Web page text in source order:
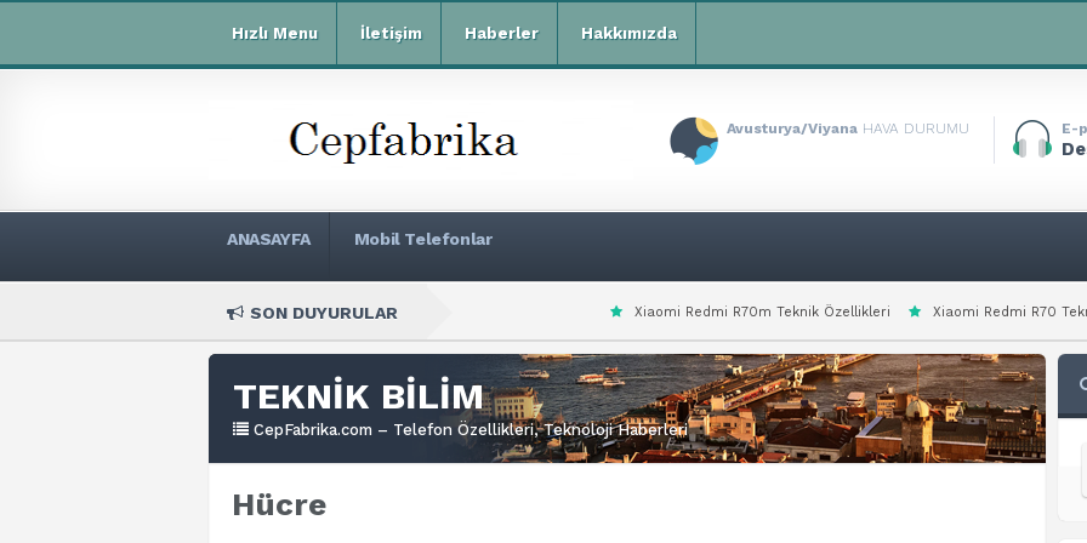
Hızlı Menu İletişim Haberler Hakkımızda
Avusturya/Viyana HAVA DURUMU E-
ANASAYFA Mobil Telefonlar
SON DUYURULAR Xiaomi Redmi R70m Teknik Özellikleri Xiaomi Redmi R70 Teknik Özellikleri
TEKNİK BİLİM
CepFabrika.com – Telefon Özellikleri, Teknoloji Haberleri
Hücre